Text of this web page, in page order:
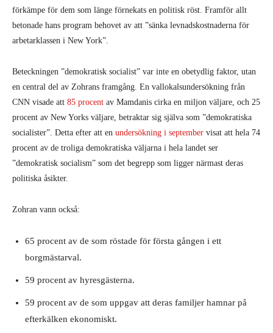
förkämpe för dem som länge förnekats en politisk röst. Framför allt
betonade hans program behovet av att ”sänka levnadskostnaderna för
arbetarklassen i New York”.
Beteckningen ”demokratisk socialist” var inte en obetydlig faktor, utan
en central del av Zohrans framgång. En vallokalsundersökning från
CNN visade att 85 procent av Mamdanis cirka en miljon väljare, och 25
procent av New Yorks väljare, betraktar sig själva som ”demokratiska
socialister”. Detta efter att en undersökning i september visat att hela 74
procent av de troliga demokratiska väljarna i hela landet ser
”demokratisk socialism” som det begrepp som ligger närmast deras
politiska åsikter.
Zohran vann också:
65 procent av de som röstade för första gången i ett
borgmästarval.
59 procent av hyresgästerna.
59 procent av de som uppgav att deras familjer hamnar på
efterkälken ekonomiskt.